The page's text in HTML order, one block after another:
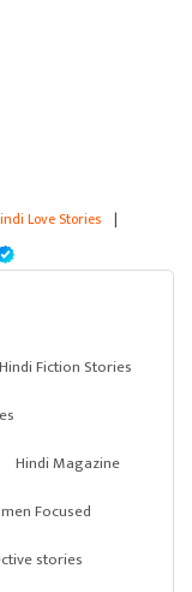
Love Stories |
Hindi Fiction Stories
Hindi Magazine
Focused
stories